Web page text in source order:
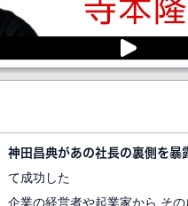
神田昌典があの社長の裏側を暴
て成功した
企業の経営者や起業家から そ